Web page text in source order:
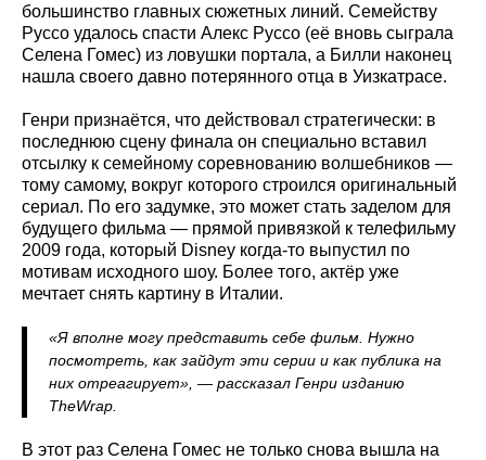
большинство главных сюжетных линий. Семейству
Руссо удалось спасти Алекс Руссо (её вновь сыграла
Селена Гомес) из ловушки портала, а Билли наконец
нашла своего давно потерянного отца в Уизкатрасе.
Генри признаётся, что действовал стратегически: в
последнюю сцену финала он специально вставил
отсылку к семейному соревнованию волшебников —
тому самому, вокруг которого строился оригинальный
сериал. По его задумке, это может стать заделом для
будущего фильма — прямой привязкой к телефильму
2009 года, который Disney когда-то выпустил по
мотивам исходного шоу. Более того, актёр уже
мечтает снять картину в Италии.
«Я вполне могу представить себе фильм. Нужно
посмотреть, как зайдут эти серии и как публика на
них отреагирует», — рассказал Генри изданию
TheWrap.
В этот раз Селена Гомес не только снова вышла на